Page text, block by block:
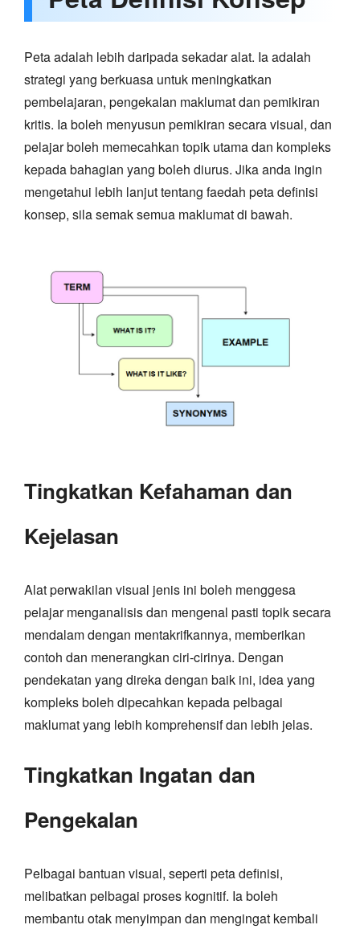
Peta adalah lebih daripada sekadar alat. Ia adalah
strategi yang berkuasa untuk meningkatkan
pembelajaran, pengekalan maklumat dan pemikiran
kritis. Ia boleh menyusun pemikiran secara visual, dan
pelajar boleh memecahkan topik utama dan kompleks
kepada bahagian yang boleh diurus. Jika anda ingin
mengetahui lebih lanjut tentang faedah peta definisi
konsep, sila semak semua maklumat di bawah.
Tingkatkan Kefahaman dan
Kejelasan
Alat perwakilan visual jenis ini boleh menggesa
pelajar menganalisis dan mengenal pasti topik secara
mendalam dengan mentakrifkannya, memberikan
contoh dan menerangkan ciri-cirinya. Dengan
pendekatan yang direka dengan baik ini, idea yang
kompleks boleh dipecahkan kepada pelbagai
maklumat yang lebih komprehensif dan lebih jelas.
Tingkatkan Ingatan dan
Pengekalan
Pelbagai bantuan visual, seperti peta definisi,
melibatkan pelbagai proses kognitif. Ia boleh
membantu otak menyimpan dan mengingat kembali